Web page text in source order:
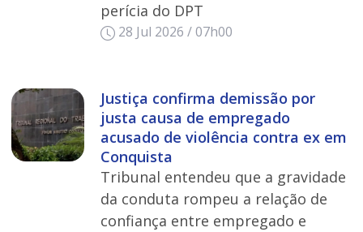
perícia do DPT
28 Jul 2026 / 07h00
Justiça confirma demissão por
justa causa de empregado
acusado de violência contra ex em
Conquista
Tribunal entendeu que a gravidade
da conduta rompeu a relação de
confiança entre empregado e